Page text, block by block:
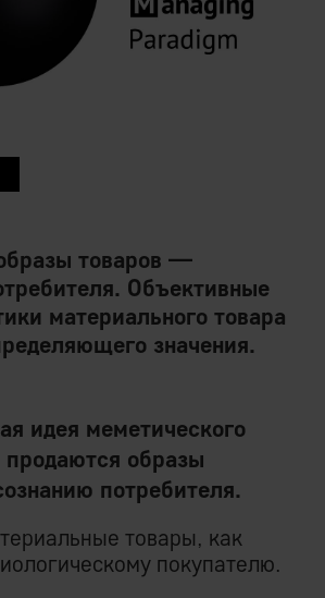
товаров —
Объективные
материального товара
значения.
идея меметического
продаются образы
потребителя.
товары, как
покупателю.